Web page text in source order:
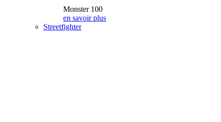
Monster 100
en savoir plus
Streetfighter